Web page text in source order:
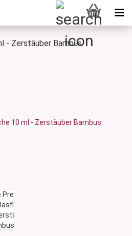
- Zerstäuber Bambus